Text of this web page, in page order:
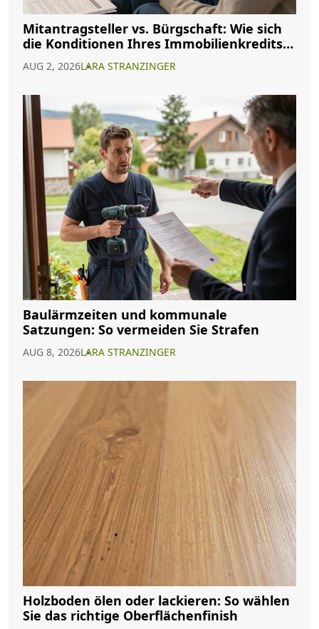
Mitantragsteller vs. Bürgschaft: Wie sich
die Konditionen Ihres Immobilienkredits
AUG 2, 2026LARA STRANZINGER
Baulärmzeiten und kommunale
Satzungen: So vermeiden Sie Strafen
AUG 8, 2026LARA STRANZINGER
Holzboden ölen oder lackieren: So wählen
Sie das richtige Oberflächenfinish